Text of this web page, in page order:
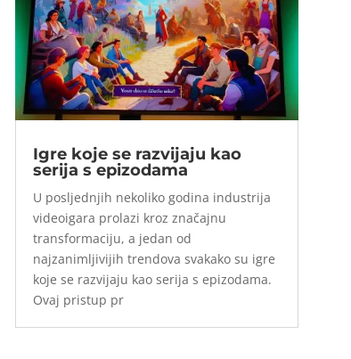
Igre koje se razvijaju kao
serija s epizodama
U posljednjih nekoliko godina industrija
videoigara prolazi kroz značajnu
transformaciju, a jedan od
najzanimljivijih trendova svakako su igre
koje se razvijaju kao serija s epizodama.
Ovaj pristup pr